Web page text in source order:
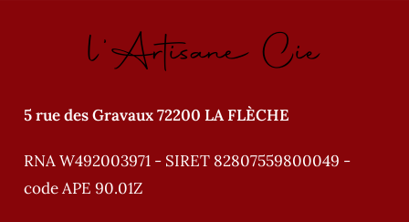
l'Artisane Cie
5 rue des Gravaux 72200 LA FLÈCHE
RNA W492003971 - SIRET 82807559800049 -
code APE 90.01Z